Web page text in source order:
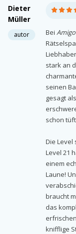
Dieter
Müller
autor Bei
stark an
seinen
gesagt
schon
Die Level
Level 21
einem
Laune!
braucht
das
knifflige